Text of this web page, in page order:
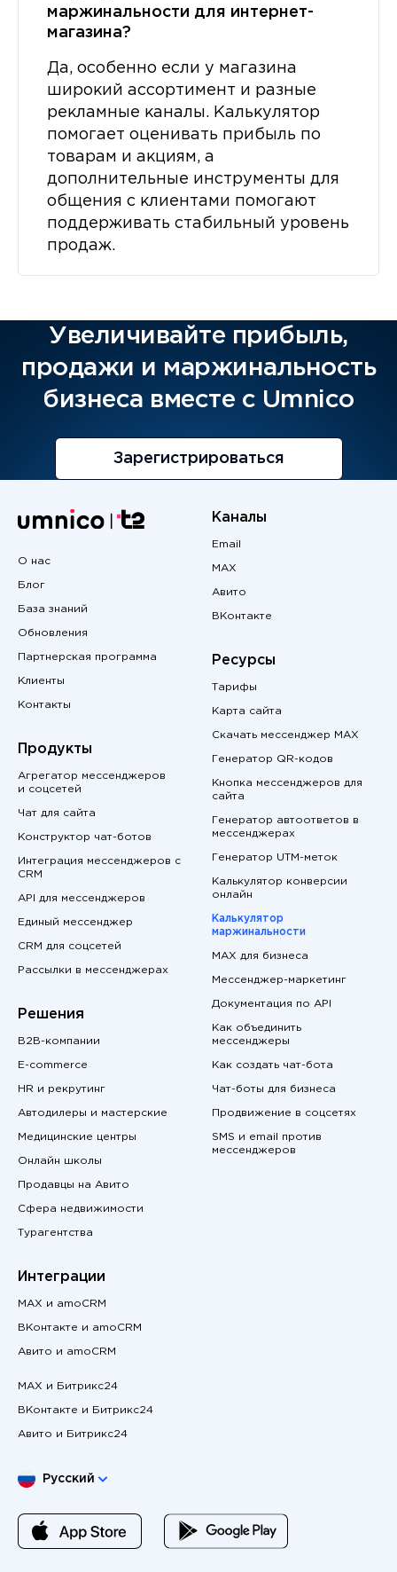
маржинальности для интернет-
магазина?
Да, особенно если у магазина
широкий ассортимент и разные
рекламные каналы. Калькулятор
помогает оценивать прибыль по
товарам и акциям, а
дополнительные инструменты для
общения с клиентами помогают
поддерживать стабильный уровень
продаж.
Увеличивайте прибыль,
продажи и маржинальность
бизнеса вместе с Umnico
Зарегистрироваться
О нас
Блог
База знаний
Обновления
Партнерская программа
Клиенты
Контакты
Продукты
Агрегатор мессенджеров
и соцсетей
Чат для сайта
Конструктор чат-ботов
Интеграция мессенджеров с
CRM
API для мессенджеров
Единый мессенджер
CRM для соцсетей
Рассылки в мессенджерах
Решения
B2B-компании
E-commerce
HR и рекрутинг
Автодилеры и мастерские
Медицинские центры
Онлайн школы
Продавцы на Авито
Сфера недвижимости
Турагентства
Интеграции
MAX и amoCRM
ВКонтакте и amoCRM
Авито и amoCRM
MAX и Битрикс24
ВКонтакте и Битрикс24
Авито и Битрикс24
Каналы
Email
MAX
Авито
ВКонтакте
Ресурсы
Тарифы
Карта сайта
Скачать мессенджер MAX
Генератор QR-кодов
Кнопка мессенджеров для
сайта
Генератор автоответов в
мессенджерах
Генератор UTM-меток
Калькулятор конверсии
онлайн
Калькулятор
маржинальности
MAX для бизнеса
Мессенджер-маркетинг
Документация по API
Как объединить
мессенджеры
Как создать чат-бота
Чат-боты для бизнеса
Продвижение в соцсетях
SMS и email против
мессенджеров
Выберите язык
Русский